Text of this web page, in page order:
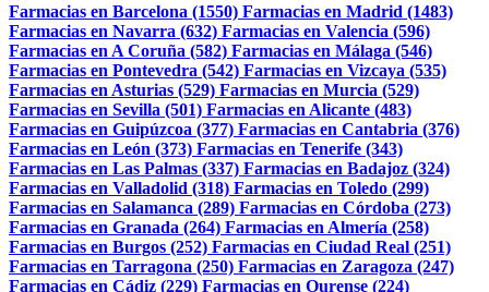
Farmacias en Barcelona (1550) Farmacias en Madrid (1483)
Farmacias en Navarra (632) Farmacias en Valencia (596)
Farmacias en A Coruña (582) Farmacias en Málaga (546)
Farmacias en Pontevedra (542) Farmacias en Vizcaya (535)
Farmacias en Asturias (529) Farmacias en Murcia (529)
Farmacias en Sevilla (501) Farmacias en Alicante (483)
Farmacias en Guipúzcoa (377) Farmacias en Cantabria (376)
Farmacias en León (373) Farmacias en Tenerife (343)
Farmacias en Las Palmas (337) Farmacias en Badajoz (324)
Farmacias en Valladolid (318) Farmacias en Toledo (299)
Farmacias en Salamanca (289) Farmacias en Córdoba (273)
Farmacias en Granada (264) Farmacias en Almería (258)
Farmacias en Burgos (252) Farmacias en Ciudad Real (251)
Farmacias en Tarragona (250) Farmacias en Zaragoza (247)
Farmacias en Cádiz (229) Farmacias en Ourense (224)